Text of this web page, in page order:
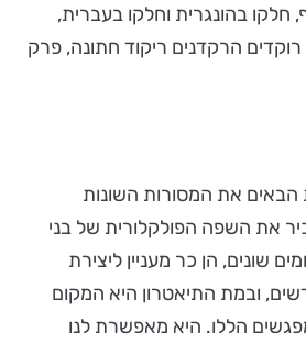
חלקו בהונגרית וחלקו בעברית,
רוקדים הרקדנים ריקוד חתונה, פרק
הבאים את המסורות השונות
את השפה הפולקלורית של בני
שונים, הן כר מעניין ליצירת
ובמת התיאטרון היא המקום
הללו. היא מאפשרת לנו